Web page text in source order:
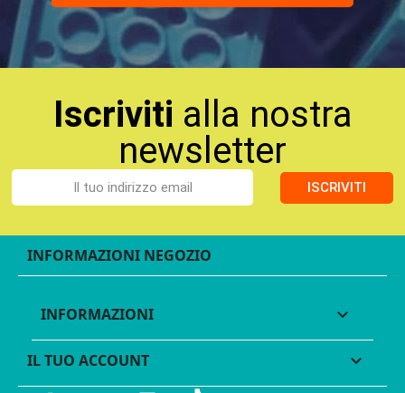
Iscriviti alla nostra
newsletter
ISCRIVITI
INFORMAZIONI NEGOZIO
INFORMAZIONI 
IL TUO ACCOUNT 